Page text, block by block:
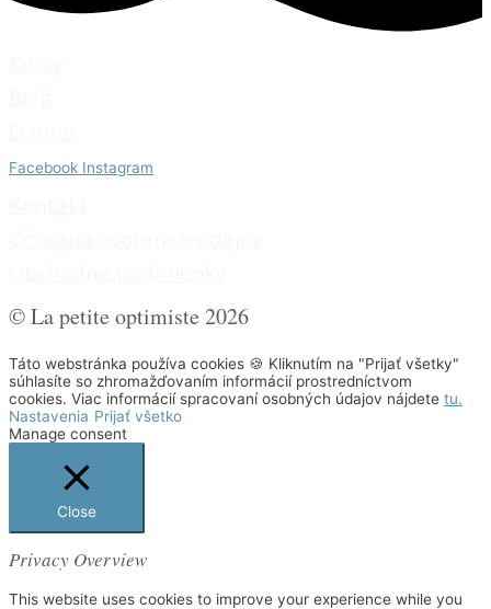
Facebook Instagram
© La petite optimiste 2026
Táto webstránka používa cookies 🍪 Kliknutím na "Prijať všetky"
súhlasíte so zhromažďovaním informácií prostredníctvom
cookies. Viac informácií spracovaní osobných údajov nájdete tu.
Nastavenia Prijať všetko
Manage consent
Close
Privacy Overview
This website uses cookies to improve your experience while you